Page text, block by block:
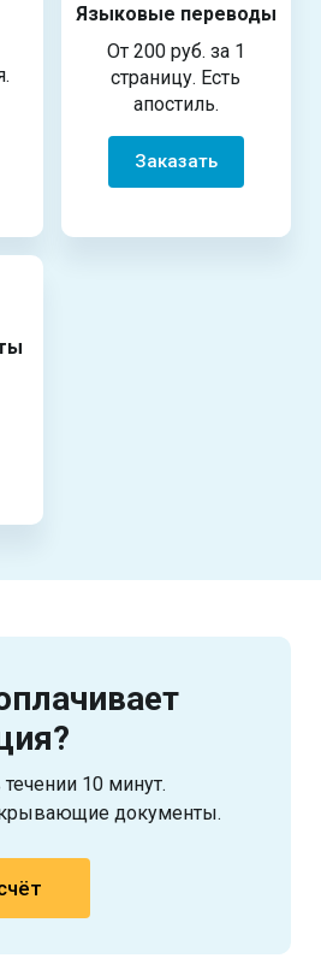
Языковые переводы
От 200 руб. за 1
страницу. Есть
апостиль.
Заказать
10 минут.
документы.